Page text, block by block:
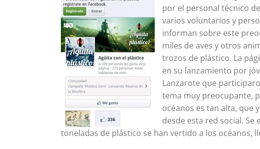
por el personal técnico
varios voluntarios y
informan sobre este
miles de aves y otros
trozos de plástico. La
en su lanzamiento por
Lanzarote que
tema muy preocupante,
océanos es tan alta, que
desde esta red social.
toneladas de plástico se han vertido a los océanos,